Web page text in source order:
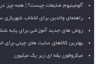
آلومینیوم ضایعات چیست؟ | همه چیز
راهنمای والدین برای انتخاب
روش های جدید آموزشی برای پایه
بهترین کالاهای سایت های چینی برای
میکروفون یقه ای زیر یک میلیون